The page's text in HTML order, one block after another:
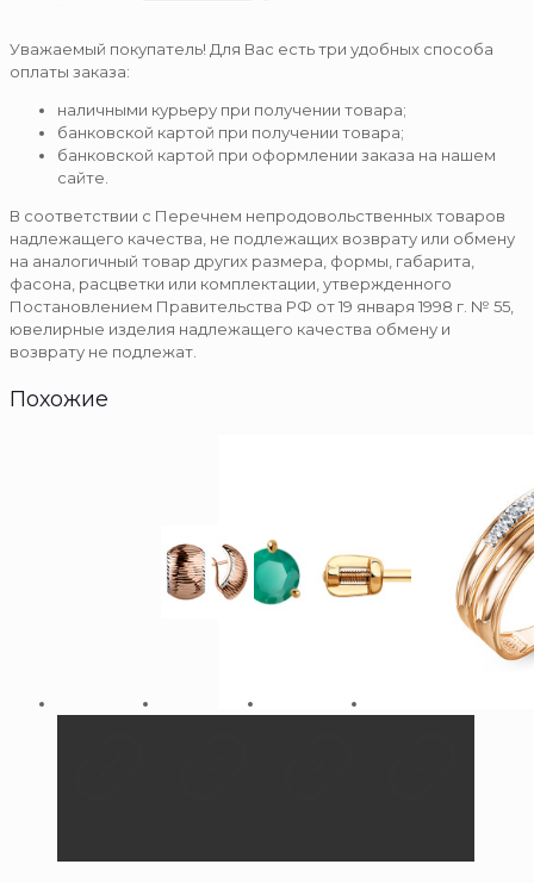
Уважаемый покупатель! Для Вас есть три удобных способа
оплаты заказа:
наличными курьеру при получении товара;
банковской картой при получении товара;
банковской картой при оформлении заказа на нашем
сайте.
В соответствии с Перечнем непродовольственных товаров
надлежащего качества, не подлежащих возврату или обмену
на аналогичный товар других размера, формы, габарита,
фасона, расцветки или комплектации, утвержденного
Постановлением Правительства РФ от 19 января 1998 г. № 55,
ювелирные изделия надлежащего качества обмену и
возврату не подлежат.
Похожие